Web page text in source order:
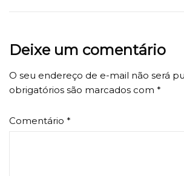
Deixe um comentário
O seu endereço de e-mail não será
obrigatórios são marcados com *
Comentário *